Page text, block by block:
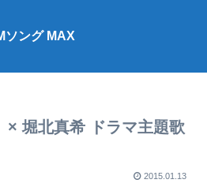
ソング MAX
× 堀北真希 ドラマ主題歌
2015.01.13